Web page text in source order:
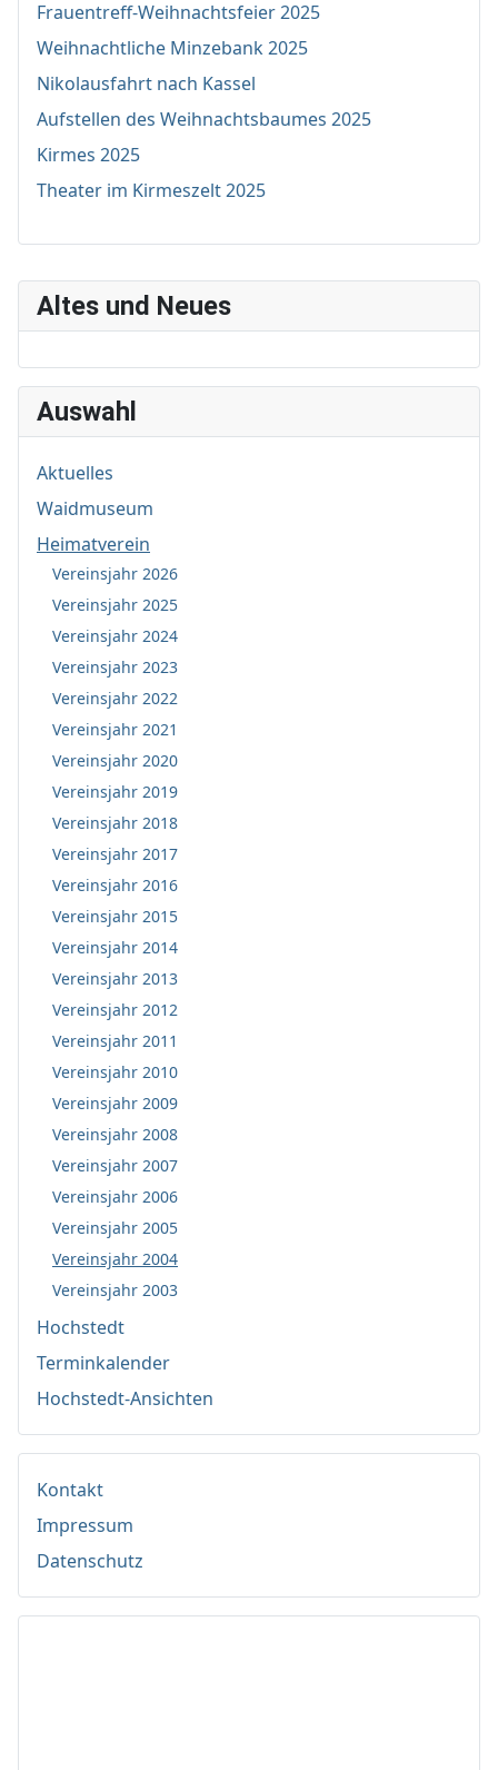
Altes und Neues
Auswahl
Aktuelles
Waidmuseum
Heimatverein
Vereinsjahr 2026
Vereinsjahr 2025
Vereinsjahr 2024
Vereinsjahr 2023
Vereinsjahr 2022
Vereinsjahr 2021
Vereinsjahr 2020
Vereinsjahr 2019
Vereinsjahr 2018
Vereinsjahr 2017
Vereinsjahr 2016
Vereinsjahr 2015
Vereinsjahr 2014
Vereinsjahr 2013
Vereinsjahr 2012
Vereinsjahr 2011
Vereinsjahr 2010
Vereinsjahr 2009
Vereinsjahr 2008
Vereinsjahr 2007
Vereinsjahr 2006
Vereinsjahr 2005
Vereinsjahr 2004
Vereinsjahr 2003
Hochstedt
Terminkalender
Hochstedt-Ansichten
Kontakt
Impressum
Datenschutz
Frauentreff-Weihnachtsfeier 2025
Weihnachtliche Minzebank 2025
Nikolausfahrt nach Kassel
Aufstellen des Weihnachtsbaumes 2025
Kirmes 2025
Theater im Kirmeszelt 2025